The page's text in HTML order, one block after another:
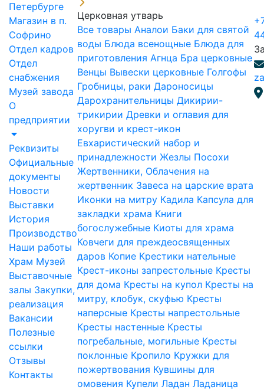
Петербурге
Магазин в п.
Софрино
Отдел кадров
Отдел
снабжения
Музей завода
О
предприятии
Реквизиты
Официальные
документы
Новости
Выставки
История
Производство
Наши работы
Храм Музей
Выставочные
залы Закупки,
реализация
Вакансии
Полезные
ссылки
Отзывы
Контакты
Церковная утварь
Все товары Аналои Баки для святой
воды Блюда всенощные Блюда для
приготовления Агнца Бра церковные
Венцы Вывески церковные Голгофы
Гробницы, раки Дароносицы
Дарохранительницы Дикирии-
трикирии Древки и оглавия для
хоругви и крест-икон
Евхаристический набор и
принадлежности Жезлы Посохи
Жертвенники, Облачения на
жертвенник Завеса на царские врата
Иконки на митру Кадила Капсула для
закладки храма Книги
богослужебные Киоты для храма
Ковчеги для преждеосвященных
даров Копие Крестики нательные
Крест-иконы запрестольные Кресты
для дома Кресты на купол Кресты на
митру, клобук, скуфью Кресты
наперсные Кресты напрестольные
Кресты настенные Кресты
погребальные, могильные Кресты
поклонные Кропило Кружки для
пожертвования Кувшины для
омовения Купели Ладан Ладаница